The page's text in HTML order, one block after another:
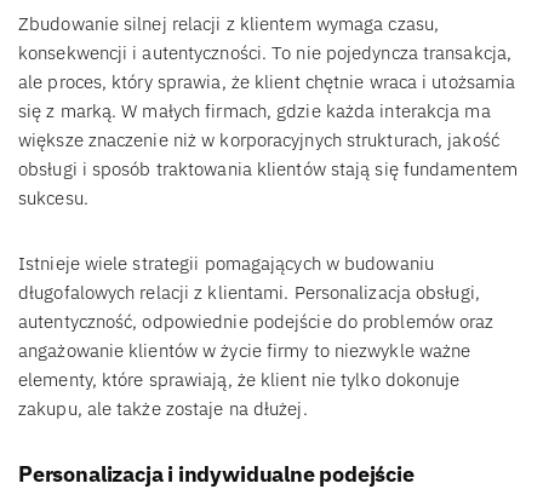
Zbudowanie silnej relacji z klientem wymaga czasu,
konsekwencji i autentyczności. To nie pojedyncza transakcja,
ale proces, który sprawia, że klient chętnie wraca i utożsamia
się z marką. W małych firmach, gdzie każda interakcja ma
większe znaczenie niż w korporacyjnych strukturach, jakość
obsługi i sposób traktowania klientów stają się fundamentem
sukcesu.
Istnieje wiele strategii pomagających w budowaniu
długofalowych relacji z klientami. Personalizacja obsługi,
autentyczność, odpowiednie podejście do problemów oraz
angażowanie klientów w życie firmy to niezwykle ważne
elementy, które sprawiają, że klient nie tylko dokonuje
zakupu, ale także zostaje na dłużej.
Personalizacja i indywidualne podejście